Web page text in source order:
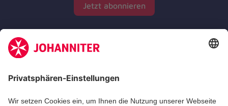
Jetzt abonnieren
Zertifizierung der Johanniter-Unfall-Hilfe e.V.